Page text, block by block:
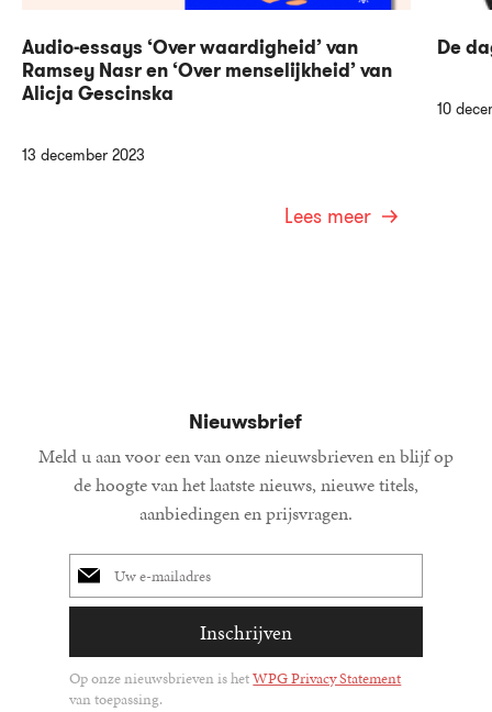
13 december 2023
Audio-essays ‘Over waardigheid’ van
Ramsey Nasr en ‘Over menselijkheid’ van
Alicja Gescinska
Lees meer
10
De
Nieuwsbrief
Meld u aan voor een van onze nieuwsbrieven en blijf op
de hoogte van het laatste nieuws, nieuwe titels,
aanbiedingen en prijsvragen.
E-
mailadres
Inschrijven
Op onze nieuwsbrieven is hetWPG Privacy Statement
van toepassing.